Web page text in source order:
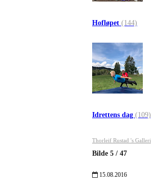
Hofløpet (144)
Idrettens dag (109)
Thorleif Rustad 's Galleri
Bilde 5 / 47
15.08.2016